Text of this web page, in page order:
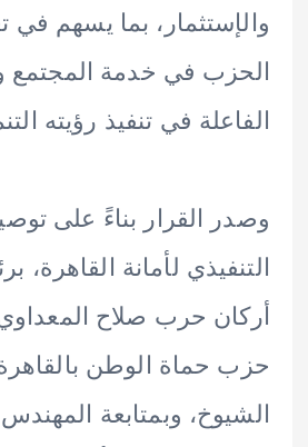
بما يسهم في تعزيز
في خدمة المجتمع
في تنفيذ رؤيته التنموية.
القرار بناءً على توصيات
لأمانة القاهرة، برئاسة
حرب صلاح المعداوي، أمين
حماة الوطن بالقاهرة
وبمتابعة المهندس